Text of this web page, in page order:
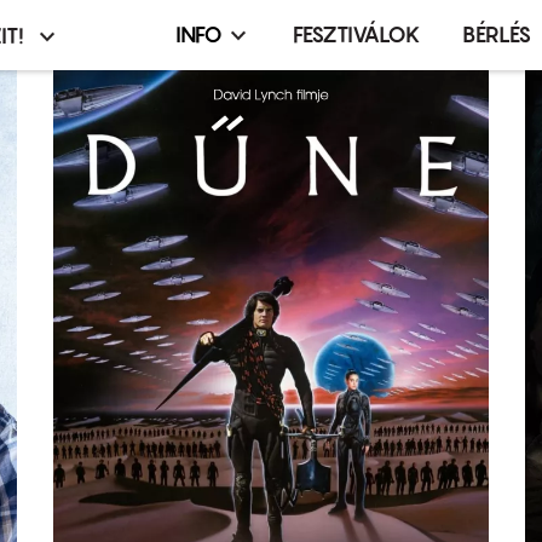
Infó,
esemény,
terembérlés
menü
INFO FESZTIVÁLOK BÉRLÉS